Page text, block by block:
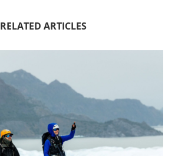
RELATED ARTICLES